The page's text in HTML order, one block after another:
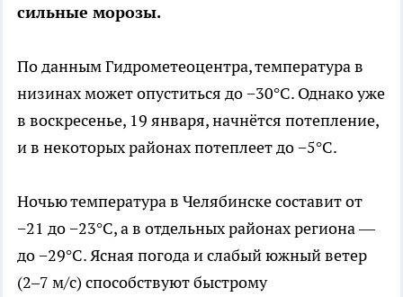
сильные морозы.
По данным Гидрометеоцентра, температура в
низинах может опуститься до −30°C. Однако уже
в воскресенье, 19 января, начнётся потепление,
и в некоторых районах потеплеет до −5°C.
Ночью температура в Челябинске составит от
−21 до −23°C, а в отдельных районах региона —
до −29°C. Ясная погода и слабый южный ветер
(2–7 м/с) способствуют быстрому